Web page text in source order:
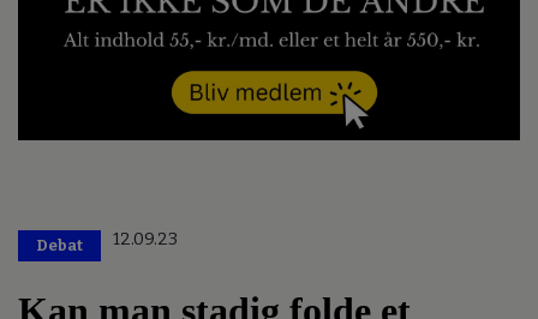
Debat 12.09.23